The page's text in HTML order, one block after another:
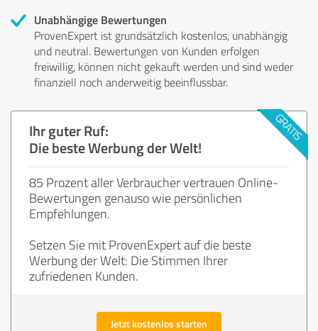
Unabhängige Bewertungen
ProvenExpert ist grundsätzlich kostenlos, unabhängig
und neutral. Bewertungen von Kunden erfolgen
freiwillig, können nicht gekauft werden und sind weder
finanziell noch anderweitig beeinflussbar.
Ihr guter Ruf:
Die beste Werbung der Welt!
85 Prozent aller Verbraucher vertrauen Online-
Bewertungen genauso wie persönlichen
Empfehlungen.
Setzen Sie mit ProvenExpert auf die beste
Werbung der Welt: Die Stimmen Ihrer
zufriedenen Kunden.
Jetzt kostenlos starten